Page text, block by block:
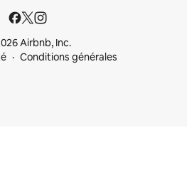
Airbnb, Inc.
Conditions générales